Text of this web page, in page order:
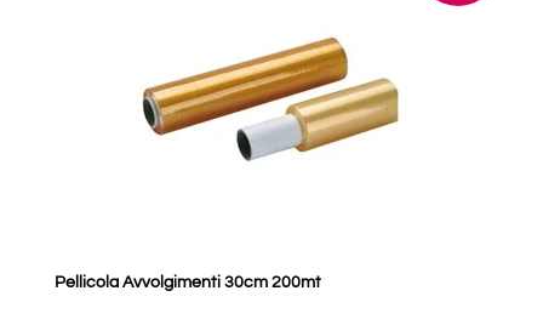
Pellicola Avvolgimenti 30cm 200mt